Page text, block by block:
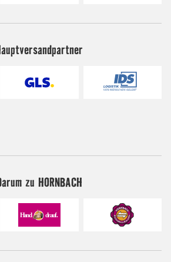
zu HORNBACH